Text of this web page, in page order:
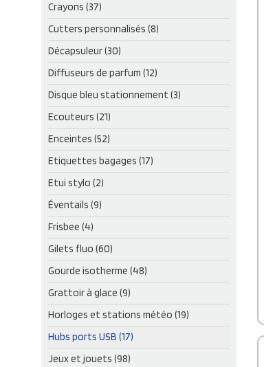
Crayons (37)
Cutters personnalisés (8)
Décapsuleur (30)
Diffuseurs de parfum (12)
Disque bleu stationnement (3)
Ecouteurs (21)
Enceintes (52)
Etiquettes bagages (17)
Etui stylo (2)
Éventails (9)
Frisbee (4)
Gilets fluo (60)
Gourde isotherme (48)
Grattoir à glace (9)
Horloges et stations météo (19)
Hubs ports USB (17)
Jeux et jouets (98)